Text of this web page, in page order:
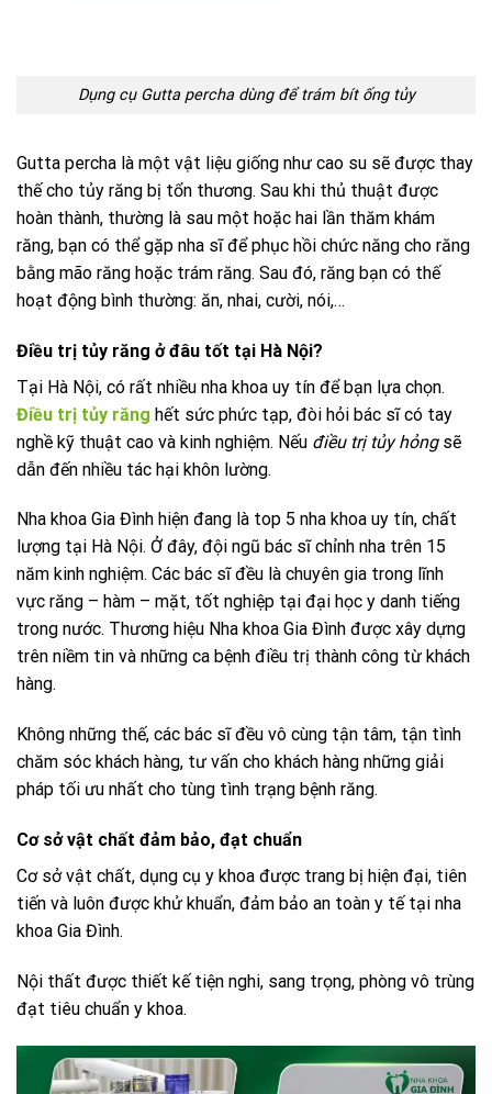
Dụng cụ Gutta percha dùng để trám bít ống tủy
Gutta percha là một vật liệu giống như cao su sẽ được thay
thế cho tủy răng bị tổn thương. Sau khi thủ thuật được
hoàn thành, thường là sau một hoặc hai lần thăm khám
răng, bạn có thể gặp nha sĩ để phục hồi chức năng cho răng
bằng mão răng hoặc trám răng. Sau đó, răng bạn có thế
hoạt động bình thường: ăn, nhai, cười, nói,…
Điều trị tủy răng ở đâu tốt tại Hà Nội?
Tại Hà Nội, có rất nhiều nha khoa uy tín để bạn lựa chọn.
Điều trị tủy răng hết sức phức tạp, đòi hỏi bác sĩ có tay
nghề kỹ thuật cao và kinh nghiệm. Nếu điều trị tủy hỏngsẽ
dẫn đến nhiều tác hại khôn lường.
Nha khoa Gia Đình hiện đang là top 5 nha khoa uy tín, chất
lượng tại Hà Nội. Ở đây, đội ngũ bác sĩ chỉnh nha trên 15
năm kinh nghiệm. Các bác sĩ đều là chuyên gia trong lĩnh
vực răng – hàm – mặt, tốt nghiệp tại đại học y danh tiếng
trong nước. Thương hiệu Nha khoa Gia Đình được xây dựng
trên niềm tin và những ca bệnh điều trị thành công từ khách
hàng.
Không những thế, các bác sĩ đều vô cùng tận tâm, tận tình
chăm sóc khách hàng, tư vấn cho khách hàng những giải
pháp tối ưu nhất cho tùng tình trạng bệnh răng.
Cơ sở vật chất đảm bảo, đạt chuẩn
Cơ sở vật chất, dụng cụ y khoa được trang bị hiện đại, tiên
tiến và luôn được khử khuẩn, đảm bảo an toàn y tế tại nha
khoa Gia Đình.
Nội thất được thiết kế tiện nghi, sang trọng, phòng vô trùng
đạt tiêu chuẩn y khoa.